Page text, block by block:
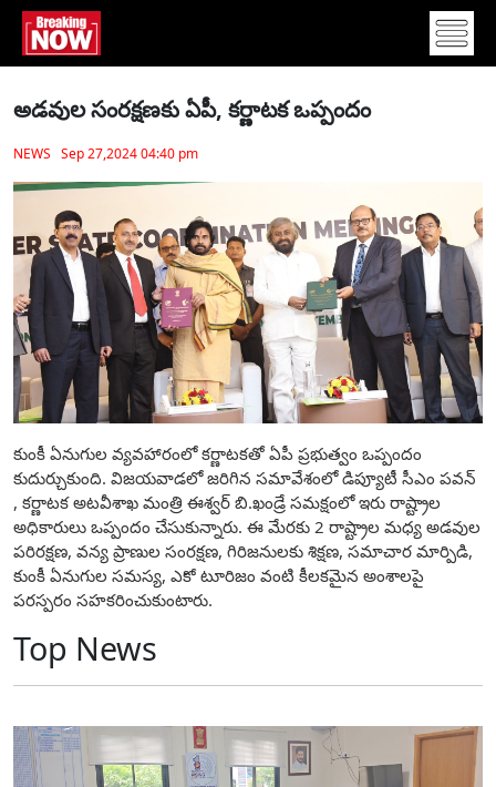
అడవుల సంరక్షణకు ఏపీ, కర్ణాటక ఒప్పందం
NEWS Sep 27,2024 04:40 pm
కుంకీ ఏనుగుల వ్యవహారంలో కర్ణాటకతో ఏపీ ప్రభుత్వం ఒప్పందం
కుదుర్చుకుంది. విజయవాడలో జరిగిన సమావేశంలో డిప్యూటీ సీఎం పవన్
, కర్ణాటక అటవీశాఖ మంత్రి ఈశ్వర్ బి.ఖండ్రే సమక్షంలో ఇరు రాష్ట్రాల
అధికారులు ఒప్పందం చేసుకున్నారు. ఈ మేరకు 2 రాష్ట్రాల మధ్య అడవుల
పరిరక్షణ, వన్య ప్రాణుల సంరక్షణ, గిరిజనులకు శిక్షణ, సమాచార మార్పిడి,
కుంకీ ఏనుగుల సమస్య, ఎకో టూరిజం వంటి కీలకమైన అంశాలపై
పరస్పరం సహకరించుకుంటారు.
Top News